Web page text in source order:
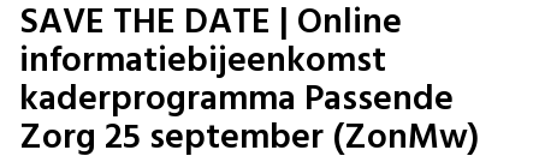
SAVE THE DATE | Online
informatiebijeenkomst
kaderprogramma Passende
Zorg 25 september (ZonMw)